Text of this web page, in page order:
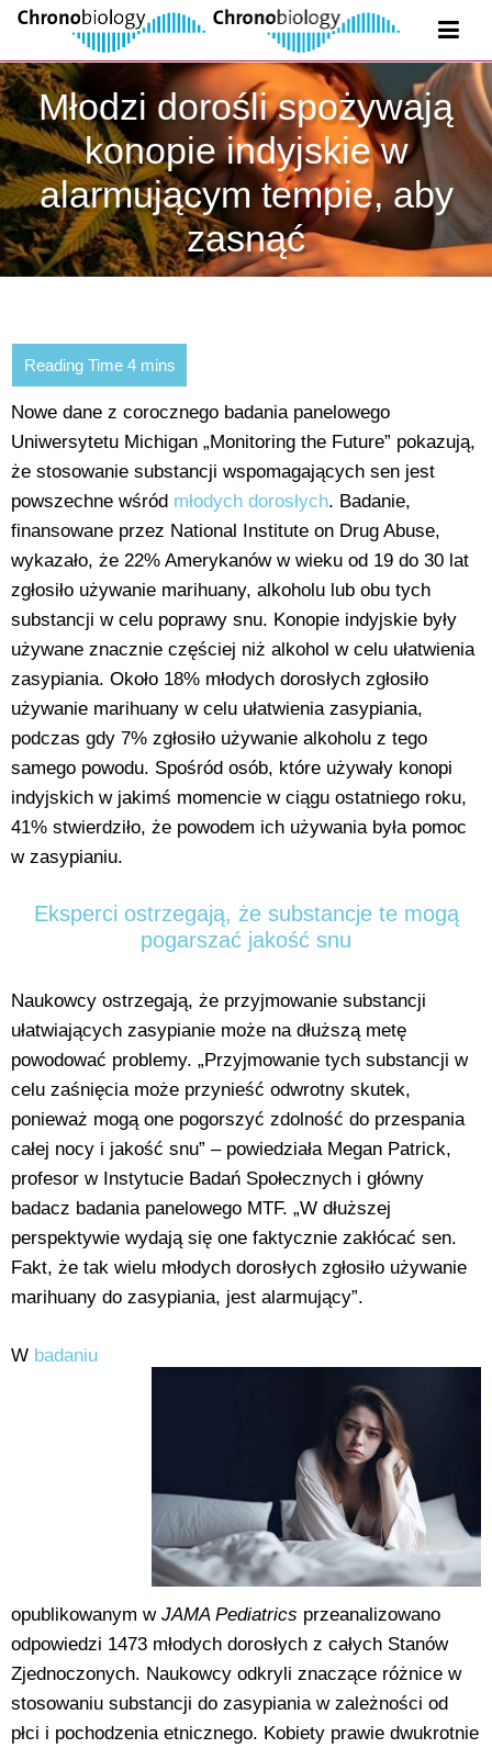
Młodzi dorośli spożywają
konopie indyjskie w
alarmującym tempie, aby
zasnąć
Nowe dane z corocznego badania panelowego
Uniwersytetu Michigan „Monitoring the Future” pokazują,
że stosowanie substancji wspomagających sen jest
powszechne wśród młodych dorosłych. Badanie,
finansowane przez National Institute on Drug Abuse,
wykazało, że 22% Amerykanów w wieku od 19 do 30 lat
zgłosiło używanie marihuany, alkoholu lub obu tych
substancji w celu poprawy snu. Konopie indyjskie były
używane znacznie częściej niż alkohol w celu ułatwienia
zasypiania. Około 18% młodych dorosłych zgłosiło
używanie marihuany w celu ułatwienia zasypiania,
podczas gdy 7% zgłosiło używanie alkoholu z tego
samego powodu. Spośród osób, które używały konopi
indyjskich w jakimś momencie w ciągu ostatniego roku,
41% stwierdziło, że powodem ich używania była pomoc
w zasypianiu.
Eksperci ostrzegają, że substancje te mogą
pogarszać jakość snu
Naukowcy ostrzegają, że przyjmowanie substancji
ułatwiających zasypianie może na dłuższą metę
powodować problemy. „Przyjmowanie tych substancji w
celu zaśnięcia może przynieść odwrotny skutek,
ponieważ mogą one pogorszyć zdolność do przespania
całej nocy i jakość snu” – powiedziała Megan Patrick,
profesor w Instytucie Badań Społecznych i główny
badacz badania panelowego MTF. „W dłuższej
perspektywie wydają się one faktycznie zakłócać sen.
Fakt, że tak wielu młodych dorosłych zgłosiło używanie
marihuany do zasypiania, jest alarmujący”.
W badaniu
opublikowanym w JAMA Pediatrics przeanalizowano
odpowiedzi 1473 młodych dorosłych z całych Stanów
Zjednoczonych. Naukowcy odkryli znaczące różnice w
stosowaniu substancji do zasypiania w zależności od
płci i pochodzenia etnicznego. Kobiety prawie dwukrotnie